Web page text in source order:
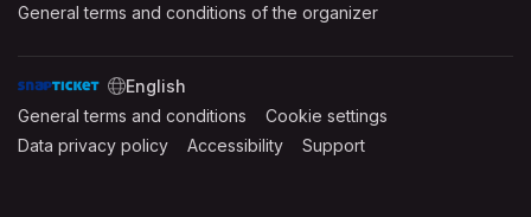
General terms and conditions of the organizer
SWITCH LANGUAGE
General terms and conditions (opens in a new tab)
Cookie settings
Data privacy policy (opens in a new tab)
Accessibility (opens in a new tab)
Support